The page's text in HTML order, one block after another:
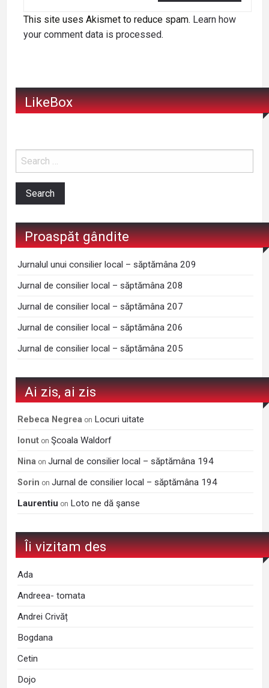
This site uses Akismet to reduce spam. Learn how
your comment data is processed.
LikeBox
Proaspăt gândite
Jurnalul unui consilier local – săptămâna 209
Jurnal de consilier local – săptămâna 208
Jurnal de consilier local – săptămâna 207
Jurnal de consilier local – săptămâna 206
Jurnal de consilier local – săptămâna 205
Ai zis, ai zis
Rebeca Negrea on Locuri uitate
Ionut onŞcoala Waldorf
Nina onJurnal de consilier local – săptămâna 194
Sorin onJurnal de consilier local – săptămâna 194
Laurentiu on Loto ne dă şanse
Îi vizitam des
Ada
Andreea- tomata
Andrei Crivăț
Bogdana
Cetin
Dojo